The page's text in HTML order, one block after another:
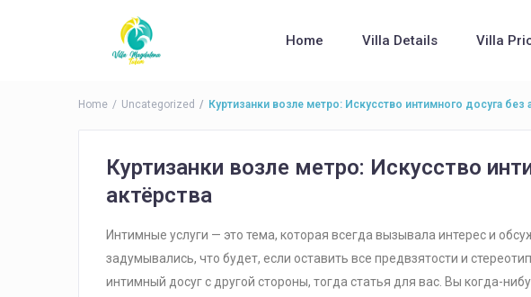
Home Villa Details Villa
Home Uncategorized Куртизанки возле метро: Искусство интимного досуга без
Куртизанки возле метро: Искусство
актёрства
Интимные услуги — это тема, которая всегда вызывала интерес и
задумывались, что будет, если оставить все предвзятости и
интимный досуг с другой стороны, тогда статья для вас. Вы когда-